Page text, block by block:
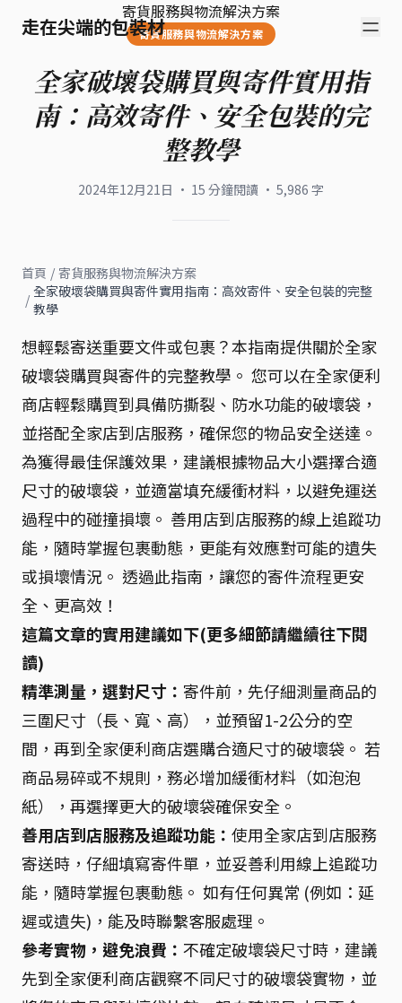
走在尖端的包裝材
寄貨服務與物流解決方案
寄貨服務與物流解決方案
全家破壞袋購買與寄件實用指
南：高效寄件、安全包裝的完
整教學
2024年12月21日 · 15 分鐘閱讀 · 5,986 字
首頁 / 寄貨服務與物流解決方案
/ 全家破壞袋購買與寄件實用指南：高效寄件、安全包裝的完整
教學
想輕鬆寄送重要文件或包裹？本指南提供關於全家
破壞袋購買與寄件的完整教學。 您可以在全家便利
商店輕鬆購買到具備防撕裂、防水功能的破壞袋，
並搭配全家店到店服務，確保您的物品安全送達。
為獲得最佳保護效果，建議根據物品大小選擇合適
尺寸的破壞袋，並適當填充緩衝材料，以避免運送
過程中的碰撞損壞。 善用店到店服務的線上追蹤功
能，隨時掌握包裹動態，更能有效應對可能的遺失
或損壞情況。 透過此指南，讓您的寄件流程更安
全、更高效！
這篇文章的實用建議如下(更多細節請繼續往下閱
讀)
精準測量，選對尺寸： 寄件前，先仔細測量商品的
三圍尺寸（長、寬、高），並預留1-2公分的空
間，再到全家便利商店選購合適尺寸的破壞袋。 若
商品易碎或不規則，務必增加緩衝材料（如泡泡
紙），再選擇更大的破壞袋確保安全。
善用店到店服務及追蹤功能： 使用全家店到店服務
寄送時，仔細填寫寄件單，並妥善利用線上追蹤功
能，隨時掌握包裹動態。 如有任何異常 (例如：延
遲或遺失)，能及時聯繫客服處理。
參考實物，避免浪費： 不確定破壞袋尺寸時，建議
先到全家便利商店觀察不同尺寸的破壞袋實物，並